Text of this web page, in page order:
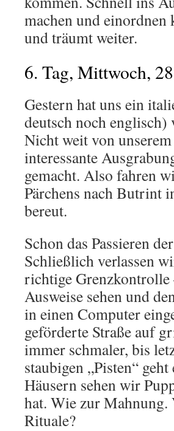
machen und einordnen
und träumt weiter.
6. Tag, Mittwoch,
Gestern hat uns ein
deutsch noch
Nicht weit von
interessante
gemacht. Also fahren
Pärchens nach Butrint
bereut.
Schon das Passieren
Schließlich verlassen
richtige
Ausweise sehen und
in einen Computer
geförderte Straße auf
immer schmaler, bis
staubigen „Pisten“
Häusern sehen wir
hat. Wie zur Mahnung.
Rituale?